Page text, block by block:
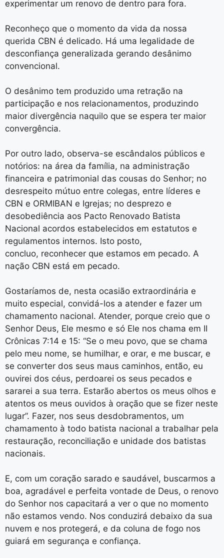
experimentar um renovo de dentro para fora.
Reconheço que o momento da vida da nossa
querida CBN é delicado. Há uma legalidade de
desconfiança generalizada gerando desânimo
convencional.
O desânimo tem produzido uma retração na
participação e nos relacionamentos, produzindo
maior divergência naquilo que se espera ter maior
convergência.
Por outro lado, observa-se escândalos públicos e
notórios: na área da família, na administração
financeira e patrimonial das cousas do Senhor; no
desrespeito mútuo entre colegas, entre líderes e
CBN e ORMIBAN e Igrejas; no desprezo e
desobediência aos Pacto Renovado Batista
Nacional acordos estabelecidos em estatutos e
regulamentos internos. Isto posto,
concluo, reconhecer que estamos em pecado. A
nação CBN está em pecado.
Gostaríamos de, nesta ocasião extraordinária e
muito especial, convidá-los a atender e fazer um
chamamento nacional. Atender, porque creio que o
Senhor Deus, Ele mesmo e só Ele nos chama em II
Crônicas 7:14 e 15: “Se o meu povo, que se chama
pelo meu nome, se humilhar, e orar, e me buscar, e
se converter dos seus maus caminhos, então, eu
ouvirei dos céus, perdoarei os seus pecados e
sararei a sua terra. Estarão abertos os meus olhos e
atentos os meus ouvidos à oração que se fizer neste
lugar”. Fazer, nos seus desdobramentos, um
chamamento à todo batista nacional a trabalhar pela
restauração, reconciliação e unidade dos batistas
nacionais.
E, com um coração sarado e saudável, buscarmos a
boa, agradável e perfeita vontade de Deus, o renovo
do Senhor nos capacitará a ver o que no momento
não estamos vendo. Nos conduzirá debaixo da sua
nuvem e nos protegerá, e da coluna de fogo nos
guiará em segurança e confiança.